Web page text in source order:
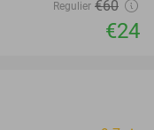
Regulier €60
€24